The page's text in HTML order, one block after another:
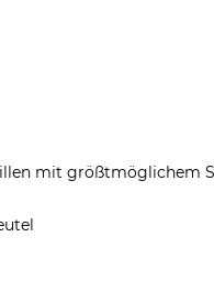
mit größtmöglichem